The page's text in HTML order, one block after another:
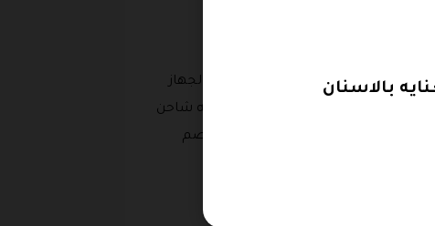
استخدام كود خصم ويكسانا في شراء الجهاز
استخدامه بدون أي أسلاك، ويأتي معه شاحن
من المتجر مع استخدام كوبون خصم